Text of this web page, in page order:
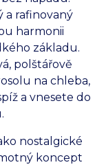
a rafinovaný
harmonii
základu.
polštářově
na chleba,
a vnesete do
nostalgické
koncept